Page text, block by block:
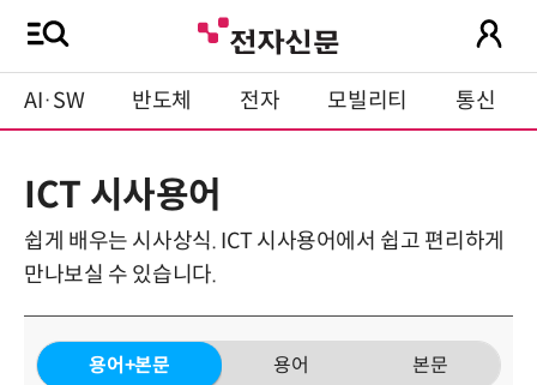
AI·SW 반도체 전자 모빌리티 통신
ICT 시사용어
쉽게 배우는 시사상식. ICT 시사용어에서 쉽고 편리하게
만나보실 수 있습니다.
용어+본문 용어 본문